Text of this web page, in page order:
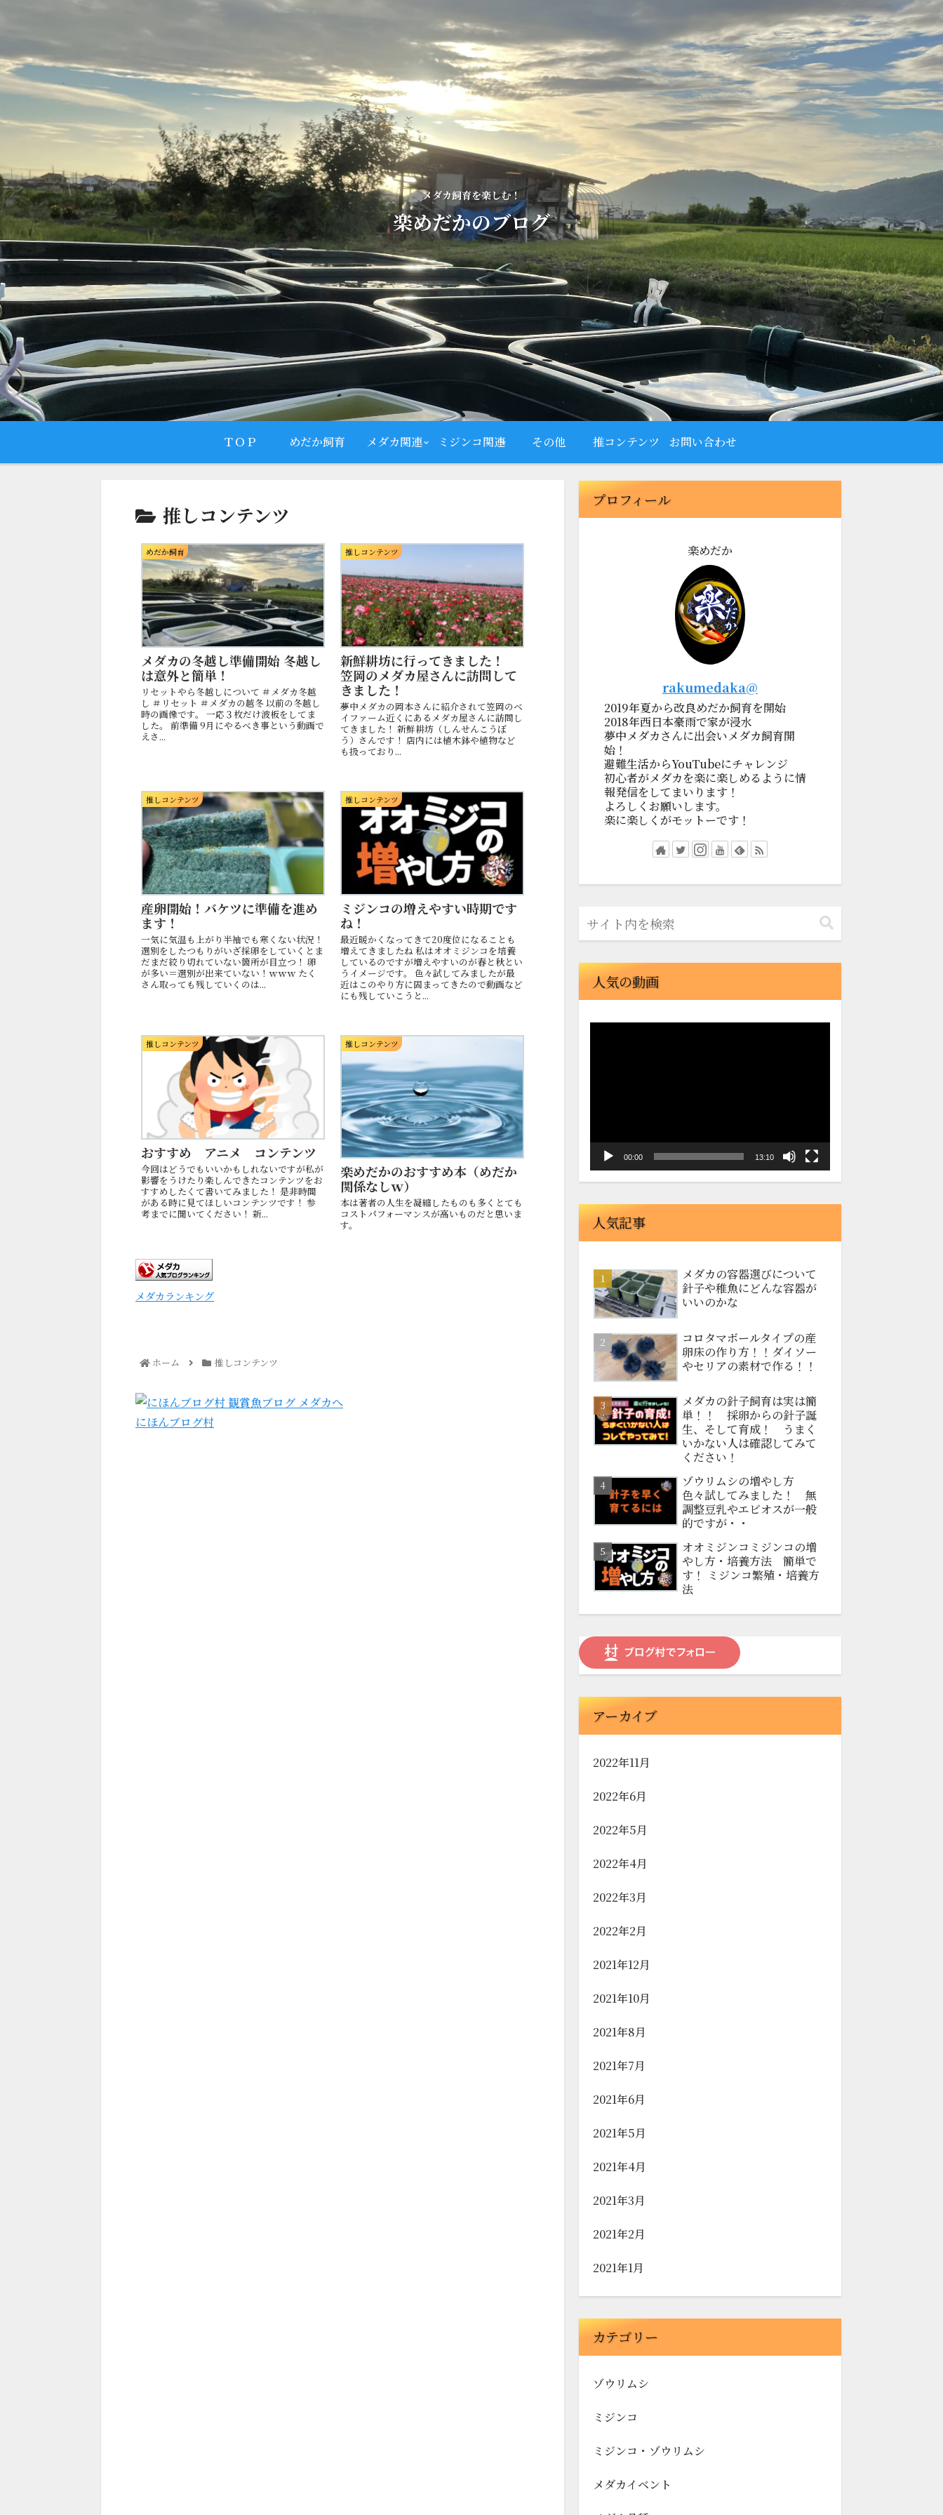
メダカ飼育を楽しむ！
楽めだかのブログ
ＴＯＰ めだか飼育 メダカ関連 ミジンコ関連 その他 推コンテンツ お問い合わせ
推しコンテンツ
めだか飼育
メダカの冬越し準備開始 冬越し
は意外と簡単！
リセットやら冬越しについて ＃メダカ冬越
し ＃リセット ＃メダカの越冬 以前の冬越し
時の画像です。 一応３枚だけ波板をしてま
した。 前準備 9月にやるべき事という動画で
えさ...
推しコンテンツ
新鮮耕坊に行ってきました！
笠岡のメダカ屋さんに訪問して
きました！
夢中メダカの岡本さんに紹介されて笠岡のベ
イファーム近くにあるメダカ屋さんに訪問し
てきました！ 新鮮耕坊（しんせんこうぼ
う）さんです！ 店内には植木鉢や植物など
も扱っており...
推しコンテンツ
産卵開始！バケツに準備を進め
ます！
一気に気温も上がり半袖でも寒くない状況！
選別をしたつもりがいざ採卵をしていくとま
だまだ絞り切れていない箇所が目立つ！ 卵
が多い＝選別が出来ていない！ｗｗｗ たく
さん取っても残していくのは...
推しコンテンツ
ミジンコの増えやすい時期です
ね！
最近暖かくなってきて20度位になることも
増えてきましたね 私はオオミジンコを培養
しているのですが増えやすいのが春と秋とい
うイメージです。 色々試してみましたが最
近はこのやり方に固まってきたので動画など
にも残していこうと...
推しコンテンツ
おすすめ アニメ コンテンツ
今回はどうでもいいかもしれないですが私が
影響をうけたり楽しんできたコンテンツをお
すすめしたくて書いてみました！ 是非時間
がある時に見てほしいコンテンツです！ 参
考までに聞いてください！ 新...
推しコンテンツ
楽めだかのおすすめ本（めだか
関係なしｗ）
本は著者の人生を凝縮したものも多くとても
コストパフォーマンスが高いものだと思いま
す。
メダカランキング
ホーム 推しコンテンツ
にほんブログ村
プロフィール
楽めだか
rakumedaka@
2019年夏から改良めだか飼育を開始
2018年西日本豪雨で家が浸水
夢中メダカさんに出会いメダカ飼育開
始！
避難生活からYouTubeにチャレンジ
初心者がメダカを楽に楽しめるように情
報発信をしてまいります！
よろしくお願いします。
楽に楽しくがモットーです！
人気の動画
00:00 13:10
人気記事
メダカの容器選びについて
針子や稚魚にどんな容器が
いいのかな
コロタマボールタイプの産
卵床の作り方！！ダイソー
やセリアの素材で作る！！
メダカの針子飼育は実は簡
単！！ 採卵からの針子誕
生、そして育成！ うまく
いかない人は確認してみて
ください！
ゾウリムシの増やし方
色々試してみました！ 無
調整豆乳やエビオスが一般
的ですが・・
オオミジンコミジンコの増
やし方・培養方法 簡単で
す！ ミジンコ繁殖・培養方
法
アーカイブ
2022年11月
2022年6月
2022年5月
2022年4月
2022年3月
2022年2月
2021年12月
2021年10月
2021年8月
2021年7月
2021年6月
2021年5月
2021年4月
2021年3月
2021年2月
2021年1月
カテゴリー
ゾウリムシ
ミジンコ
ミジンコ・ゾウリムシ
メダカイベント